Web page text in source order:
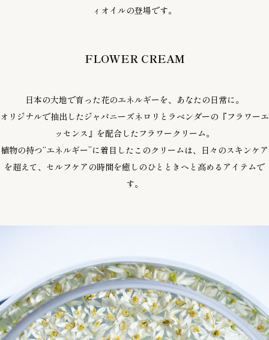
ィオイルの登場です。
FLOWER CREAM
日本の大地で育った花のエネルギーを、あなたの日常に。
オリジナルで抽出したジャパニーズネロリとラベンダーの『フラワーエ
ッセンス』を配合したフラワークリーム。
植物の持つ“エネルギー”に着目したこのクリームは、日々のスキンケア
を超えて、セルフケアの時間を癒しのひとときへと高めるアイテムで
す。